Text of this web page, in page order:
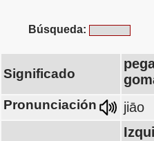
Búsqueda:
Significado
Pronunciación jiāo